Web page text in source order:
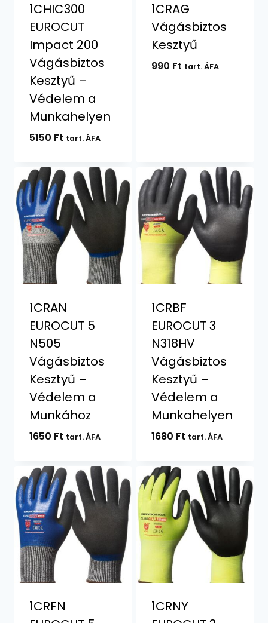
1CHIC300
EUROCUT
Impact 200
Vágásbiztos
Kesztyű –
Védelem a
Munkahelyen
5150 Ft tart. ÁFA
1CRAG
Vágásbiztos
Kesztyű
990 Ft tart. ÁFA
1CRAN
EUROCUT 5
N505
Vágásbiztos
Kesztyű –
Védelem a
Munkához
1650 Ft tart. ÁFA
1CRBF
EUROCUT 3
N318HV
Vágásbiztos
Kesztyű –
Védelem a
Munkahelyen
1680 Ft tart. ÁFA
1CRFN
1CRNY